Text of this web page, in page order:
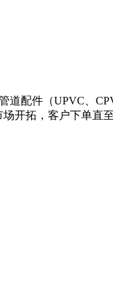
配件（UPVC、
开拓，客户下单直